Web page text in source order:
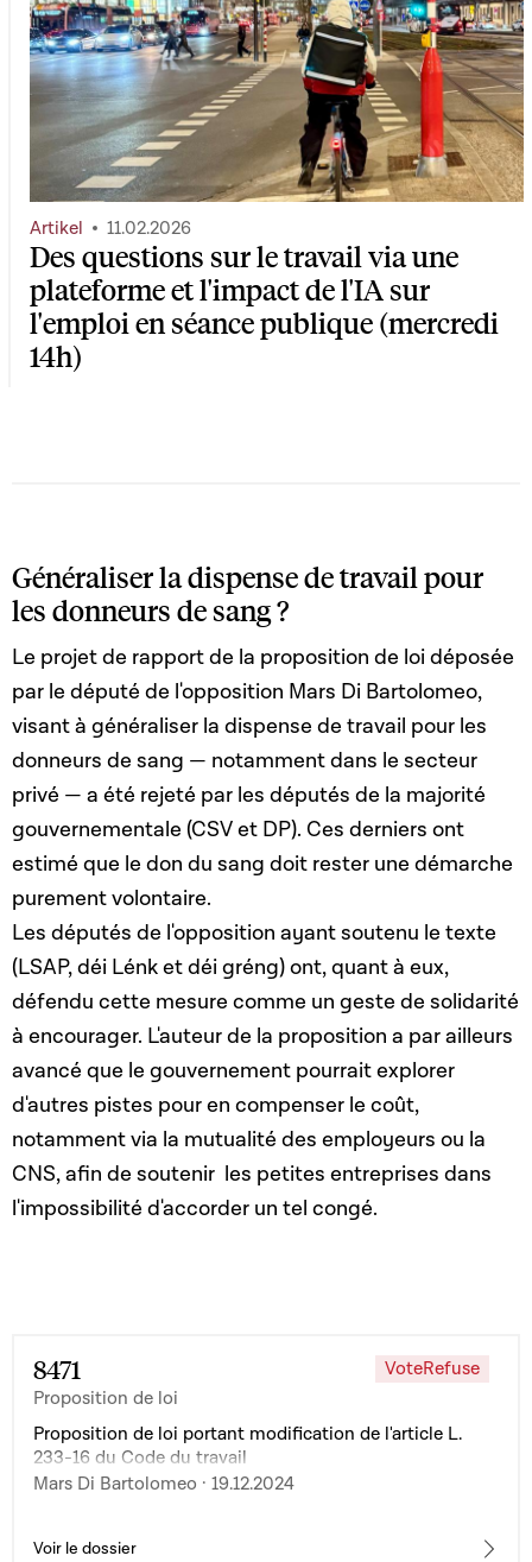
Des questions sur le travail via une
plateforme et l'impact de l'IA sur
l'emploi en séance publique (mercredi
14h)
Artikel 11.02.2026
Généraliser la dispense de travail pour
les donneurs de sang ?
Le projet de rapport de la proposition de loi déposée
par le député de l'opposition Mars Di Bartolomeo,
visant à généraliser la dispense de travail pour les
donneurs de sang — notamment dans le secteur
privé — a été rejeté par les députés de la majorité
gouvernementale (CSV et DP). Ces derniers ont
estimé que le don du sang doit rester une démarche
purement volontaire.
Les députés de l'opposition ayant soutenu le texte
(LSAP, déi Lénk et déi gréng) ont, quant à eux,
défendu cette mesure comme un geste de solidarité
à encourager. L'auteur de la proposition a par ailleurs
avancé que le gouvernement pourrait explorer
d'autres pistes pour en compenser le coût,
notamment via la mutualité des employeurs ou la
CNS, afin de soutenir les petites entreprises dans
l'impossibilité d'accorder un tel congé.
8471
Proposition de loi
VoteRefuse
Proposition de loi portant modification de l'article L.
233-16 du Code du travail
Mars Di Bartolomeo · 19.12.2024
Voir le dossier